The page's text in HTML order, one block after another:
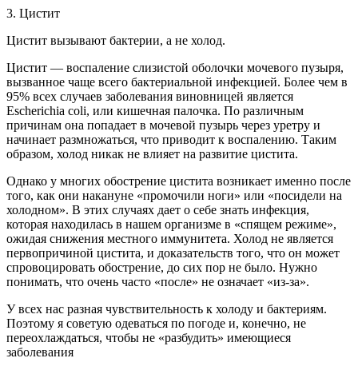
3. Цистит
Цистит вызывают бактерии, а не холод.
Цистит — воспаление слизистой оболочки мочевого пузыря,
вызванное чаще всего бактериальной инфекцией. Более чем в
95% всех случаев заболевания виновницей является
Escherichia coli, или кишечная палочка. По различным
причинам она попадает в мочевой пузырь через уретру и
начинает размножаться, что приводит к воспалению. Таким
образом, холод никак не влияет на развитие цистита.
Однако у многих обострение цистита возникает именно после
того, как они накануне «промочили ноги» или «посидели на
холодном». В этих случаях дает о себе знать инфекция,
которая находилась в нашем организме в «спящем режиме»,
ожидая снижения местного иммунитета. Холод не является
первопричиной цистита, и доказательств того, что он может
спровоцировать обострение, до сих пор не было. Нужно
понимать, что очень часто «после» не означает «из-за».
У всех нас разная чувствительность к холоду и бактериям.
Поэтому я советую одеваться по погоде и, конечно, не
переохлаждаться, чтобы не «разбудить» имеющиеся
заболевания